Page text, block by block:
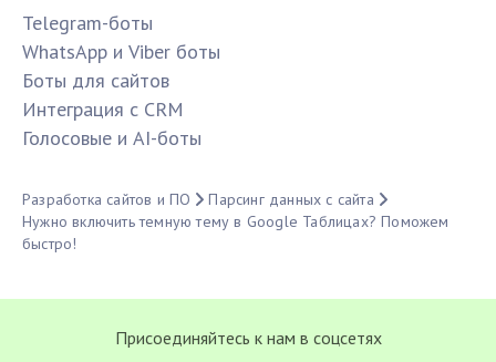
Telegram-боты
WhatsApp и Viber боты
Боты для сайтов
Интеграция с CRM
Голосовые и AI-боты
Разработка сайтов и ПО
Парсинг данных с сайта
Нужно включить темную тему в Google Таблицах? Поможем
быстро!
Присоединяйтесь к нам в соцсетях